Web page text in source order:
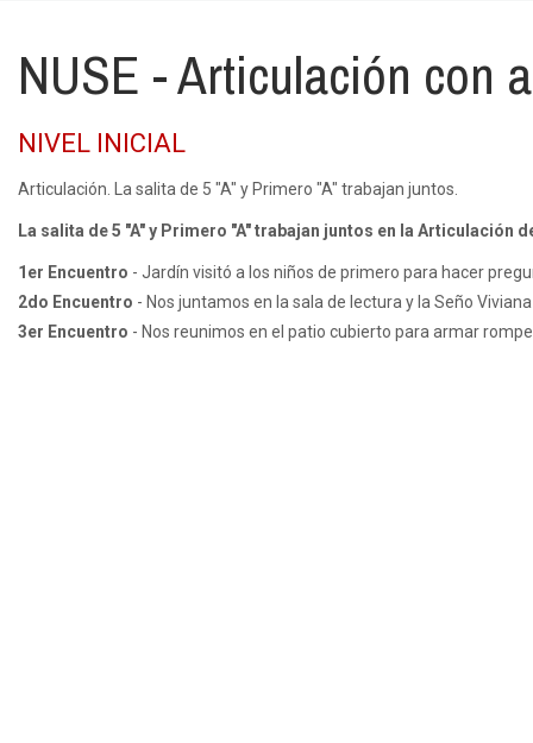
NUSE - Articulación con
NIVEL INICIAL
Articulación. La salita de 5 "A" y Primero "A" trabajan juntos.
La salita de 5 "A" y Primero "A" trabajan juntos en la Articulación
1er Encuentro - Jardín visitó a los niños de primero para hacer
2do Encuentro - Nos juntamos en la sala de lectura y la Seño
3er Encuentro - Nos reunimos en el patio cubierto para armar